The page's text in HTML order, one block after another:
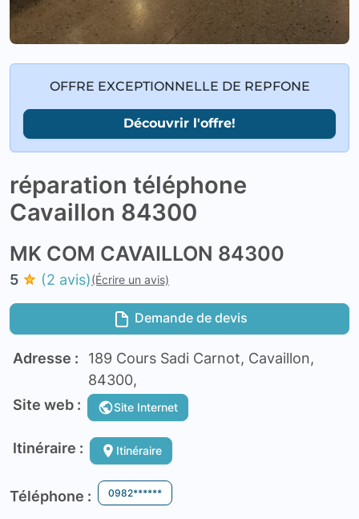
OFFRE EXCEPTIONNELLE DE REPFONE
Découvrir l'offre!
réparation téléphone
Cavaillon 84300
MK COM CAVAILLON 84300
5 (2 avis)(Écrire un avis)
Demande de devis
Adresse :
189 Cours Sadi Carnot, Cavaillon,
84300,
Site web :
Site Internet
Itinéraire : Itinéraire
Téléphone : 0982******